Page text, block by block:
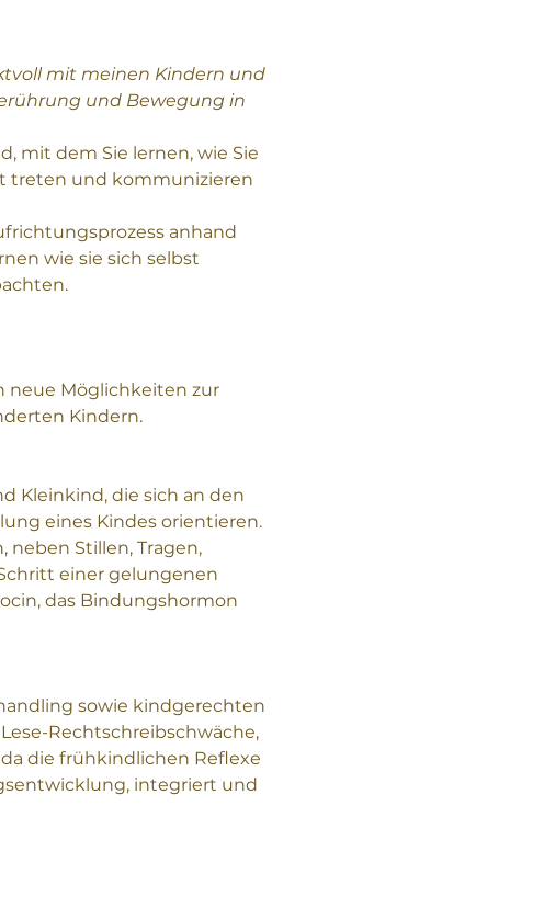
mit meinen Kindern und
und Bewegung in
mit dem Sie lernen, wie Sie
treten und kommunizieren
anhand
wie sie sich selbst
neue Möglichkeiten zur
Kindern.
Kleinkind, die sich an den
eines Kindes orientieren.
Stillen, Tragen,
einer gelungenen
das Bindungshormon
sowie kindgerechten
Rechtschreibschwäche,
die frühkindlichen Reflexe
integriert und